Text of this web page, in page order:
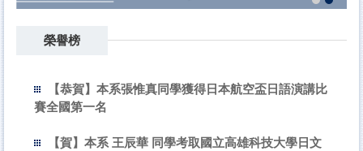
榮譽榜
【恭賀】本系張惟真同學獲得日本航空盃日語演講比
賽全國第一名
【賀】本系 王辰華 同學考取國立高雄科技大學日文